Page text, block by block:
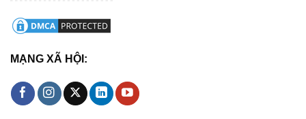
MẠNG XÃ HỘI: